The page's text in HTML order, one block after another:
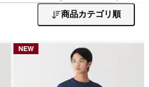
商品カテゴリ順
NEW